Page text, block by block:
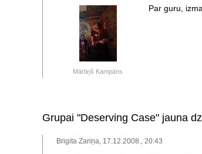
Mārtiņš Kampāns
Par guru,
Grupai "Deserving Case" jauna
Brigita Zariņa, 17.12.2008., 20:43